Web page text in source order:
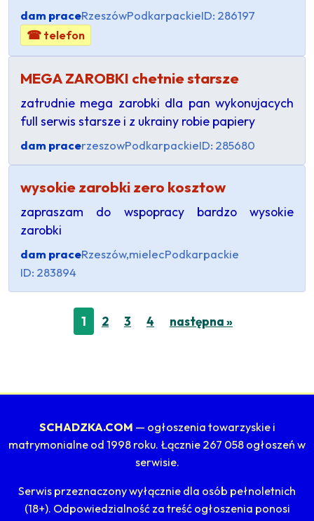
dam praceRzeszówPodkarpackieID: 286197
☎ telefon
MEGA ZAROBKI chetnie starsze
zatrudnie mega zarobki dla pan wykonujacych
full serwis starsze i z ukrainy robie papiery
dam pracerzeszowPodkarpackieID: 285680
wysokie zarobki zero kosztow
zapraszam do wspopracy bardzo wysokie
zarobki
dam praceRzeszów,mielecPodkarpackie
ID: 283894
1 2 3 4 następna »
SCHADZKA.COM — ogłoszenia towarzyskie i
matrymonialne od 1998 roku. Łącznie 267 058 ogłoszeń w
serwisie.
Serwis przeznaczony wyłącznie dla osób pełnoletnich
(18+). Odpowiedzialność za treść ogłoszenia ponosi